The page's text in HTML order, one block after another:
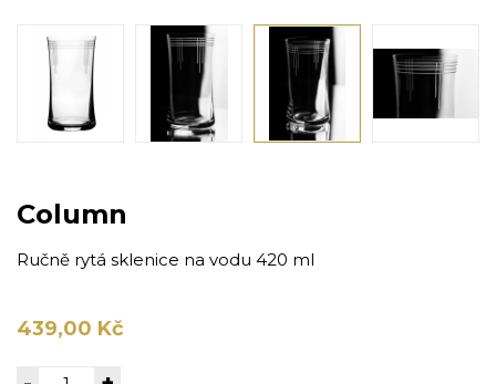
Column
Ručně rytá sklenice na vodu 420 ml
439,00 Kč